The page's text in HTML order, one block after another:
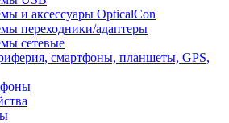
и аксессуары OpticalCon
переходники/адаптеры
сетевые
смартфоны, планшеты, GPS,